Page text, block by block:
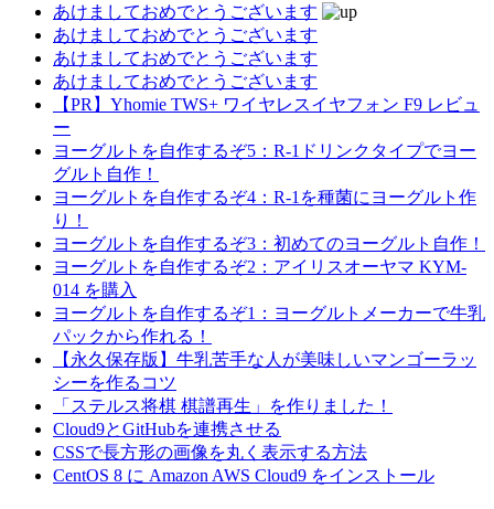
あけましておめでとうございます
あけましておめでとうございます
あけましておめでとうございます
あけましておめでとうございます
【PR】Yhomie TWS+ ワイヤレスイヤフォン F9 レビュ
ー
ヨーグルトを自作するぞ5：R-1ドリンクタイプでヨー
グルト自作！
ヨーグルトを自作するぞ4：R-1を種菌にヨーグルト作
り！
ヨーグルトを自作するぞ3：初めてのヨーグルト自作！
ヨーグルトを自作するぞ2：アイリスオーヤマ KYM-
014 を購入
ヨーグルトを自作するぞ1：ヨーグルトメーカーで牛乳
パックから作れる！
【永久保存版】牛乳苦手な人が美味しいマンゴーラッ
シーを作るコツ
「ステルス将棋 棋譜再生」を作りました！
Cloud9とGitHubを連携させる
CSSで長方形の画像を丸く表示する方法
CentOS 8 に Amazon AWS Cloud9 をインストール